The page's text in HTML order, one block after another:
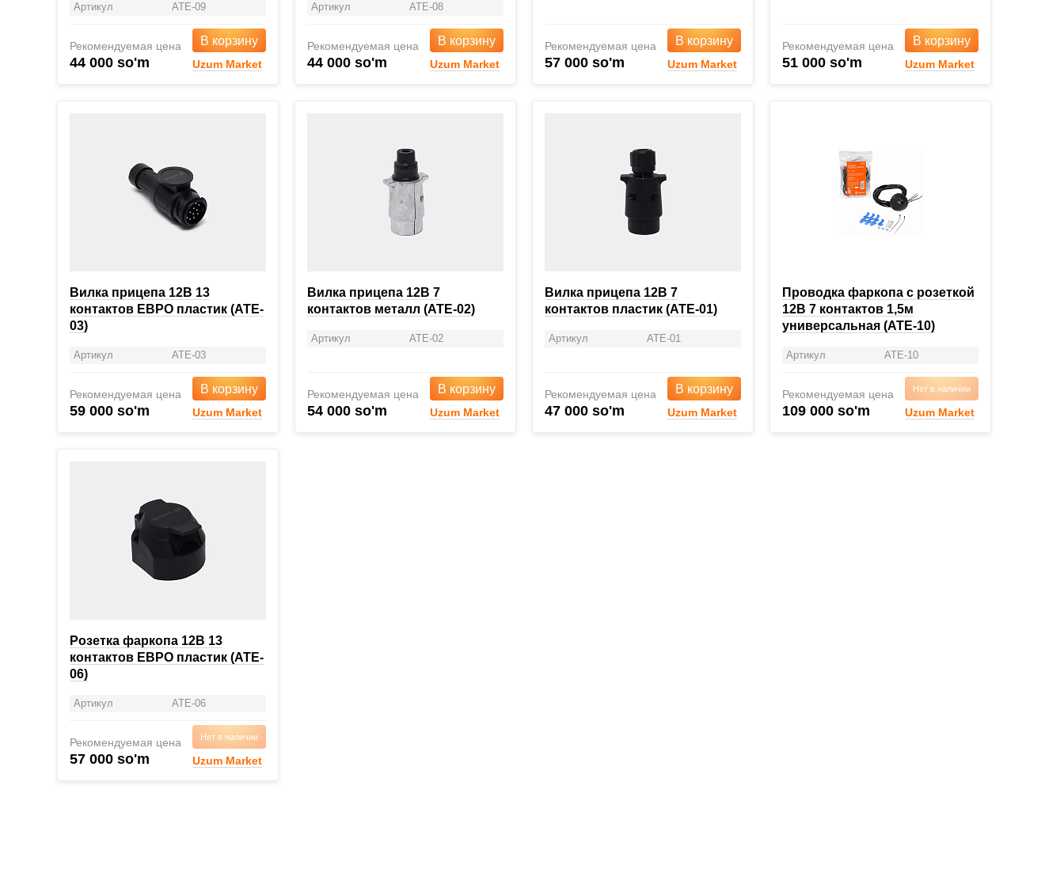
Артикул ATE-09
Рекомендуемая цена
44 000 so'm
В корзину
Uzum Market
Артикул ATE-08
Рекомендуемая цена
44 000 so'm
В корзину
Uzum Market
Рекомендуемая цена
57 000 so'm
В корзину
Uzum Market
Рекомендуемая цена
51 000 so'm
В корзину
Uzum Market
Вилка прицепа 12В 13
контактов ЕВРО пластик (ATE-
03)
Артикул ATE-03
Рекомендуемая цена
59 000 so'm
В корзину
Uzum Market
Вилка прицепа 12В 7
контактов металл (ATE-02)
Артикул ATE-02
Рекомендуемая цена
54 000 so'm
В корзину
Uzum Market
Вилка прицепа 12В 7
контактов пластик (ATE-01)
Артикул ATE-01
Рекомендуемая цена
47 000 so'm
В корзину
Uzum Market
Проводка фаркопа с розеткой
12В 7 контактов 1,5м
универсальная (ATE-10)
Артикул ATE-10
Рекомендуемая цена
109 000 so'm
Нет в наличии
Uzum Market
Розетка фаркопа 12В 13
контактов ЕВРО пластик (ATE-
06)
Артикул ATE-06
Рекомендуемая цена
57 000 so'm
Нет в наличии
Uzum Market